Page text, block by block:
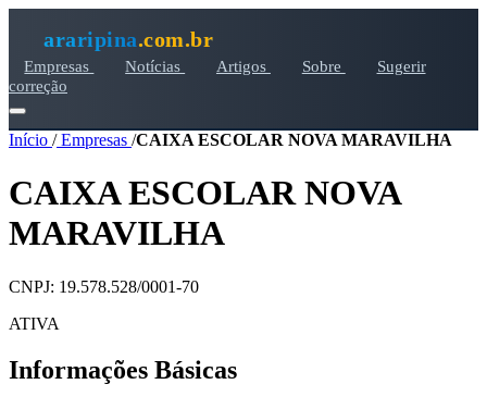
araripina.com.br
Empresas Notícias Artigos Sobre
Sugerir
correção
Início /Empresas /CAIXA ESCOLAR NOVA MARAVILHA
CAIXA ESCOLAR NOVA
MARAVILHA
CNPJ: 19.578.528/0001-70
ATIVA
Informações Básicas